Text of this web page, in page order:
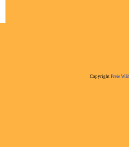
Copyright Freie